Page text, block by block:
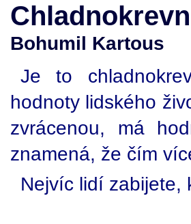
Bohumil Kartous
Je to
hodnoty lidského
zvrácenou, má
znamená, že čím
Nejvíc lidí zabijete,